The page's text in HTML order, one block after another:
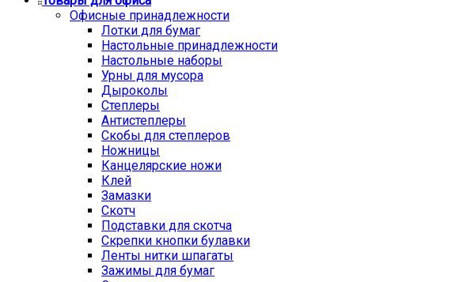
Офисные принадлежности
Лотки для бумаг
Настольные принадлежности
Настольные наборы
Урны для мусора
Дыроколы
Степлеры
Антистеплеры
Скобы для степлеров
Ножницы
Канцелярские ножи
Клей
Замазки
Скотч
Подставки для скотча
Скрепки кнопки булавки
Ленты нитки шпагаты
Зажимы для бумаг